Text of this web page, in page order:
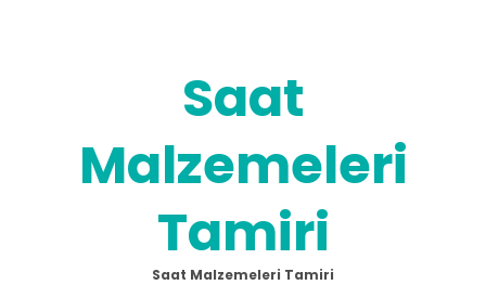
Saat
Malzemeleri
Tamiri
Saat Malzemeleri Tamiri